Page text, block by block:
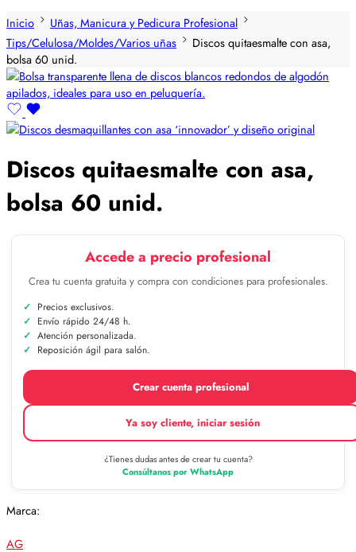
Inicio
Uñas, Manicura y Pedicura Profesional
Tips/Celulosa/Moldes/Varios uñas
Discos quitaesmalte con asa,
bolsa 60 unid.
Discos quitaesmalte con asa,
bolsa 60 unid.
Accede a precio profesional
Crea tu cuenta gratuita y compra con condiciones para profesionales.
Precios exclusivos.
Envío rápido 24/48 h.
Atención personalizada.
Reposición ágil para salón.
Crear cuenta profesional
Ya soy cliente, iniciar sesión
¿Tienes dudas antes de crear tu cuenta?
Consúltanos por WhatsApp
Marca:
AG